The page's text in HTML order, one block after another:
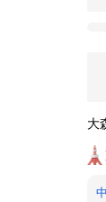
大